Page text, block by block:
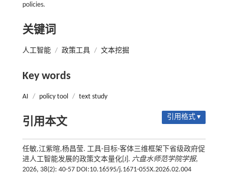
policies.
关键词
人工智能 / 政策工具 / 文本挖掘
Key words
AI / policy tool / text study
引用本文 引用格式 ▾
任敏,江紫暄,杨昌莹. 工具-目标-客体三维框架下省级政府促
进人工智能发展的政策文本量化[J]. 六盘水师范学院学报,
2026, 38(2): 40-57 DOI:10.16595/j.1671-055X.2026.02.004